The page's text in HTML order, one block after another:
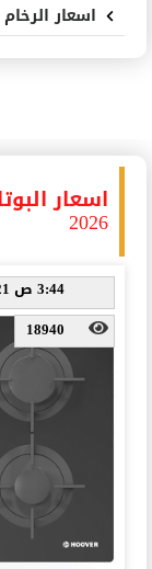
اسعار الرخام
اسعار
2026
3:44 ص 21 يوليو 2025
18940